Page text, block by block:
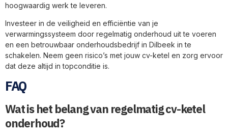
hoogwaardig werk te leveren.
Investeer in de veiligheid en efficiëntie van je
verwarmingssysteem door regelmatig onderhoud uit te voeren
en een betrouwbaar onderhoudsbedrijf in Dilbeek in te
schakelen. Neem geen risico’s met jouw cv-ketel en zorg ervoor
dat deze altijd in topconditie is.
FAQ
Wat is het belang van regelmatig cv-ketel
onderhoud?